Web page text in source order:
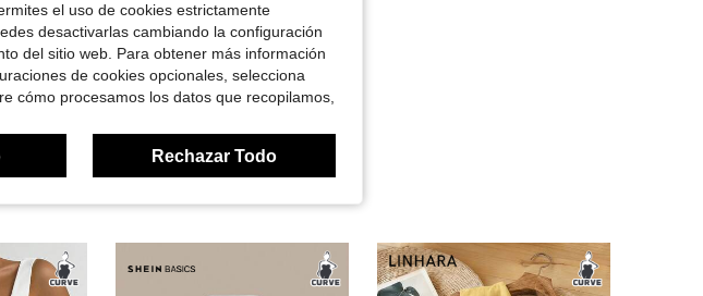
Útil (5)el uso de cookies estrictamente
desactivarlas cambiando la configuración
del sitio web. Para obtener más información
de cookies opcionales, selecciona
cómo procesamos los datos que recopilamos,
Rechazar Todo